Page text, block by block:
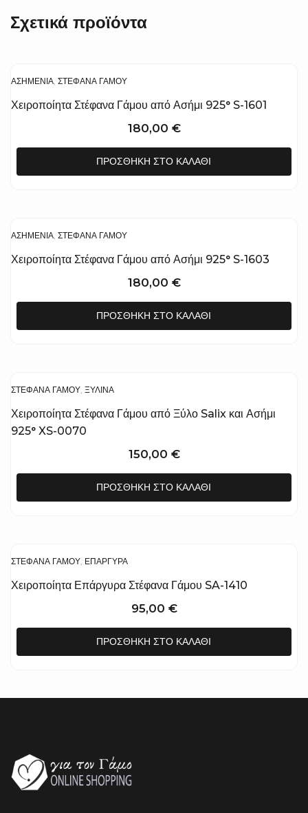
Σχετικά προϊόντα
ΑΣΗΜΈΝΙΑ, ΣΤΈΦΑΝΑ ΓΆΜΟΥ
Χειροποίητα Στέφανα Γάμου από Ασήμι 925° S-1601
180,00 €
ΠΡΟΣΘΉΚΗ ΣΤΟ ΚΑΛΆΘΙ
ΑΣΗΜΈΝΙΑ, ΣΤΈΦΑΝΑ ΓΆΜΟΥ
Χειροποίητα Στέφανα Γάμου από Ασήμι 925° S-1603
180,00 €
ΠΡΟΣΘΉΚΗ ΣΤΟ ΚΑΛΆΘΙ
ΣΤΈΦΑΝΑ ΓΆΜΟΥ, ΞΎΛΙΝΑ
Χειροποίητα Στέφανα Γάμου από Ξύλο Salix και Ασήμι
925° XS-0070
150,00 €
ΠΡΟΣΘΉΚΗ ΣΤΟ ΚΑΛΆΘΙ
ΣΤΈΦΑΝΑ ΓΆΜΟΥ, ΕΠΆΡΓΥΡΑ
Χειροποίητα Επάργυρα Στέφανα Γάμου SA-1410
95,00 €
ΠΡΟΣΘΉΚΗ ΣΤΟ ΚΑΛΆΘΙ